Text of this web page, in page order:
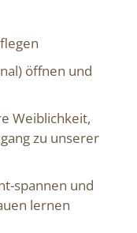
öffnen und
Weiblichkeit,
zu unserer
spannen und
lernen